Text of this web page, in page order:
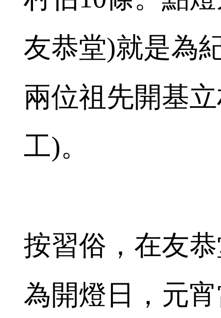
友恭堂)就是為
兩位祖先開基
工)。
按習俗，在友
為開燈日，元